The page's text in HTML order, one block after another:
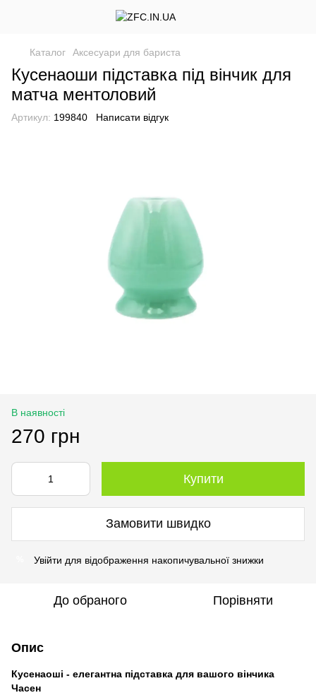
Каталог Аксесуари для бариста
Кусенаоши підставка під вінчик для
матча ментоловий
Артикул: 199840 Написати відгук
В наявності
270 грн
Купити
Замовити швидко
Увійти для відображення накопичувальної знижки
До обраного Порівняти
Опис
Кусенаоші - елегантна підставка для вашого вінчика
Часен